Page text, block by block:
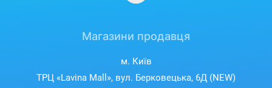
Магазини продавця
м. Київ
ТРЦ «Lavina Mall», вул. Берковецька, 6Д (NEW)